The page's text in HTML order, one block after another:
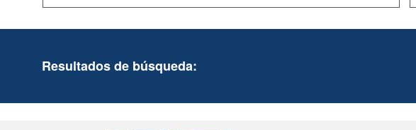
Resultados de búsqueda: